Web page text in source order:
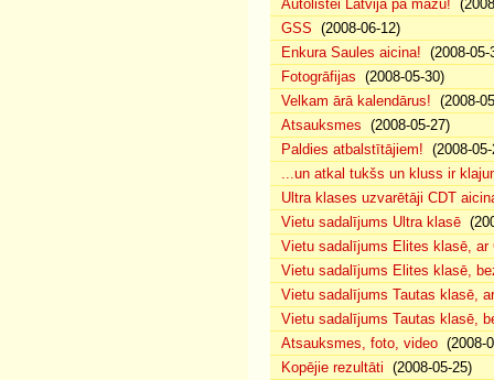
Autolistei Latvija pa mazu!
GSS (2008-06-12)
Enkura Saules aicina! (2008-05-
Fotogrāfijas (2008-05-30)
Velkam ārā kalendārus! (2008-
Atsauksmes (2008-05-27)
Paldies atbalstītājiem! (2008-
...un atkal tukšs un kluss ir
Ultra klases uzvarētāji CDT
Vietu sadalījums Ultra klasē
Vietu sadalījums Elites klasē, ar
Vietu sadalījums Elites klasē,
Vietu sadalījums Tautas klasē,
Vietu sadalījums Tautas klasē,
Atsauksmes, foto, video (2008-
Kopējie rezultāti (2008-05-25)